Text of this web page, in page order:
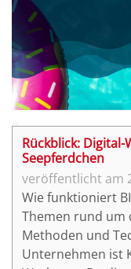
Rückblick:
Seepferdchen
Wie funktioniert
Themen rund um
Methoden und
Unternehmen ist